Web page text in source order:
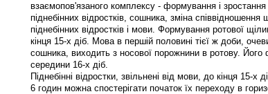
взаємопов'язаного комплексу - формування і
піднебінних відростків, сошника, зміна
піднебінних відростків і мови. Формування ротової
кінця 15-х діб. Мова в першій половині тієї ж доби,
сошника, виходить з носової порожнини в ротову. Його
середини 16-х діб.
Піднебінні відростки, звільнені від мови, до кінця 15-х
6 годин можна спостерігати початок їх переходу в